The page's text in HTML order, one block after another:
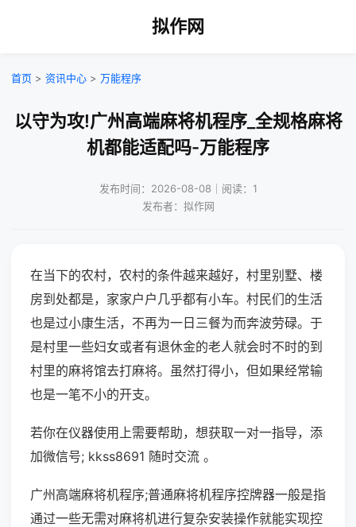
拟作网
首页 > 资讯中心 > 万能程序
以守为攻!广州高端麻将机程序_全规格麻将
机都能适配吗-万能程序
发布时间：2026-08-08｜阅读：1
发布者：拟作网
在当下的农村，农村的条件越来越好，村里别墅、楼
房到处都是，家家户户几乎都有小车。村民们的生活
也是过小康生活，不再为一日三餐为而奔波劳碌。于
是村里一些妇女或者有退休金的老人就会时不时的到
村里的麻将馆去打麻将。虽然打得小，但如果经常输
也是一笔不小的开支。
若你在仪器使用上需要帮助，想获取一对一指导，添
加微信号; kkss8691 随时交流 。
广州高端麻将机程序;普通麻将机程序控牌器一般是指
通过一些无需对麻将机进行复杂安装操作就能实现控